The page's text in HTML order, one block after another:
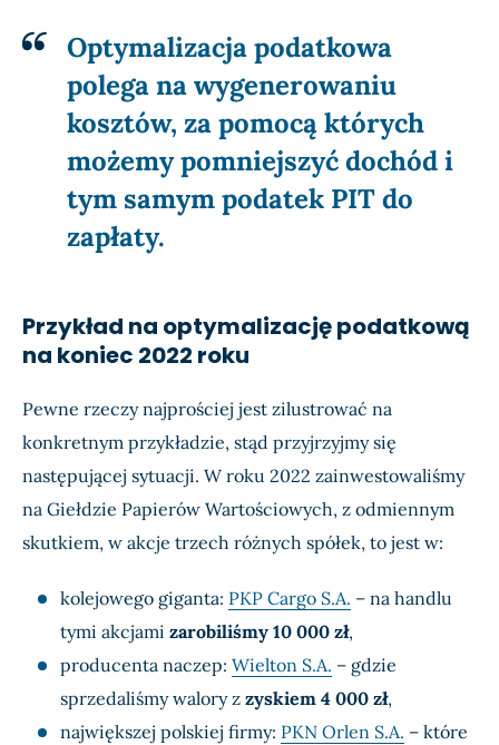
Optymalizacja podatkowa
polega na wygenerowaniu
kosztów, za pomocą których
możemy pomniejszyć dochód i
tym samym podatek PIT do
zapłaty.
Przykład na optymalizację podatkową
na koniec 2022 roku
Pewne rzeczy najprościej jest zilustrować na
konkretnym przykładzie, stąd przyjrzyjmy się
następującej sytuacji. W roku 2022 zainwestowaliśmy
na Giełdzie Papierów Wartościowych, z odmiennym
skutkiem, w akcje trzech różnych spółek, to jest w:
kolejowego giganta: PKP Cargo S.A. – na handlu
tymi akcjami zarobiliśmy 10 000 zł,
producenta naczep: Wielton S.A. – gdzie
sprzedaliśmy walory z zyskiem 4 000 zł,
największej polskiej firmy: PKN Orlen S.A. – które